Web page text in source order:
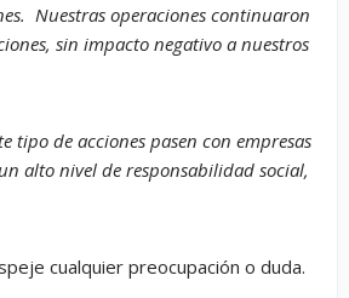
Nuestras operaciones continuaron
sin impacto negativo a nuestros
tipo de acciones pasen con empresas
alto nivel de responsabilidad social,
cualquier preocupación o duda.